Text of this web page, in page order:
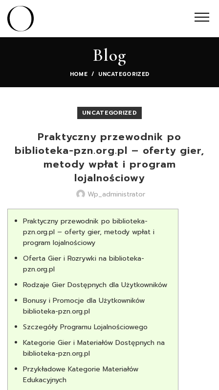
Blog
HOME UNCATEGORIZED
UNCATEGORIZED
Praktyczny przewodnik po
biblioteka-pzn.org.pl – oferty gier,
metody wpłat i program
lojalnościowy
Wp_administrator
Praktyczny przewodnik po biblioteka-
pzn.org.pl – oferty gier, metody wpłat i
program lojalnościowy
Oferta Gier i Rozrywki na biblioteka-
pzn.org.pl
Rodzaje Gier Dostępnych dla Użytkowników
Bonusy i Promocje dla Użytkowników
biblioteka-pzn.org.pl
Szczegóły Programu Lojalnościowego
Kategorie Gier i Materiałów Dostępnych na
biblioteka-pzn.org.pl
Przykładowe Kategorie Materiałów
Edukacyjnych